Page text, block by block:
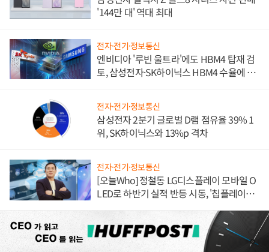
'144만 대' 역대 최대
전자·전기·정보통신
엔비디아 '루빈 울트라'에도 HBM4 탑재 검
토, 삼성전자·SK하이닉스 HBM4 수율에 주
전자·전기·정보통신
삼성전자 2분기 글로벌 D램 점유율 39% 1
위, SK하이닉스와 13%p 격차
전자·전기·정보통신
[오늘Who] 정철동 LG디스플레이 모바일 O
LED로 하반기 실적 반등 시동, '칩플레이